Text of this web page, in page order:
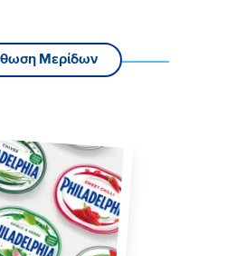
Μερίδων